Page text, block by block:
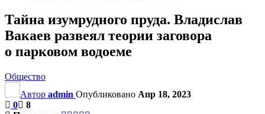
Тайна изумрудного пруда. Владислав
Вакаев развеял теории заговора
о парковом водоеме
Общество
Автор admin Опубликовано Апр 18, 2023
0
8